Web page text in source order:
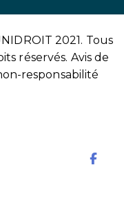
2021. Tous
réservés. Avis de
responsabilité